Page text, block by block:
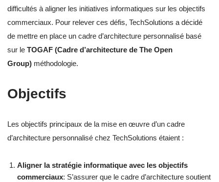
difficultés à aligner les initiatives informatiques sur les objectifs
commerciaux. Pour relever ces défis, TechSolutions a décidé
de mettre en place un cadre d’architecture personnalisé basé
sur le TOGAF (Cadre d’architecture de The Open
Group) méthodologie.
Objectifs
Les objectifs principaux de la mise en œuvre d’un cadre
d’architecture personnalisé chez TechSolutions étaient :
Aligner la stratégie informatique avec les objectifs
commerciaux: S’assurer que le cadre d’architecture soutient